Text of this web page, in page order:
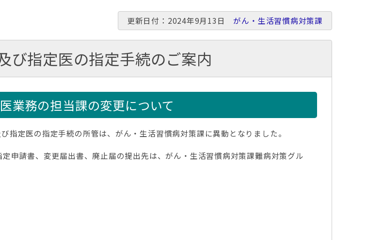
更新日付：2024年9月13日 がん・生活習慣病対策課
指定医の指定手続のご案内
業務の担当課の変更について
定医の指定手続の所管は、がん・生活習慣病対策課に異動となりました。
申請書、変更届出書、廃止届の提出先は、がん・生活習慣病対策課難病対策グル